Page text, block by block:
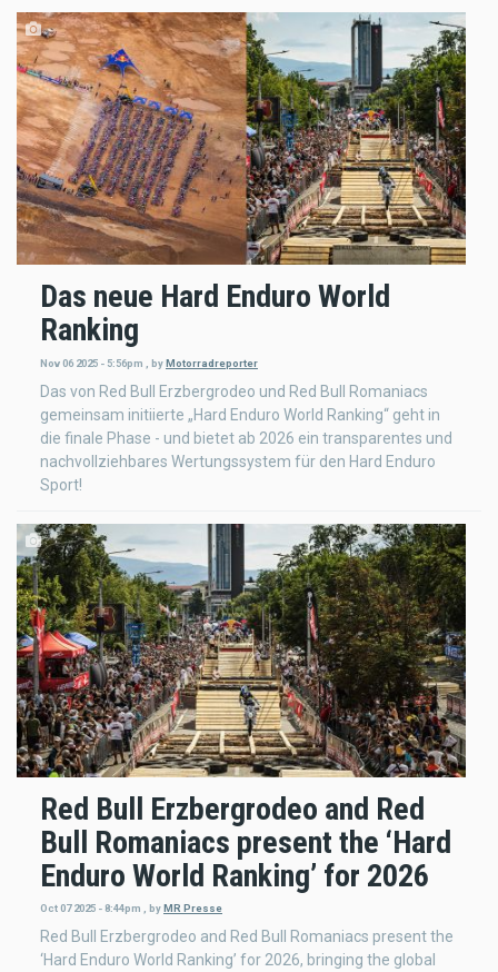
Das neue Hard Enduro World
Ranking
Nov 06 2025 - 5:56pm byMotorradreporter
Das von Red Bull Erzbergrodeo und Red Bull Romaniacs
gemeinsam initiierte „Hard Enduro World Ranking“ geht in
die finale Phase - und bietet ab 2026 ein transparentes und
nachvollziehbares Wertungssystem für den Hard Enduro
Sport!
Red Bull Erzbergrodeo and Red
Bull Romaniacs present the ‘Hard
Enduro World Ranking’ for 2026
Oct 07 2025 - 8:44pm byMR Presse
Red Bull Erzbergrodeo and Red Bull Romaniacs present the
‘Hard Enduro World Ranking’ for 2026, bringing the global